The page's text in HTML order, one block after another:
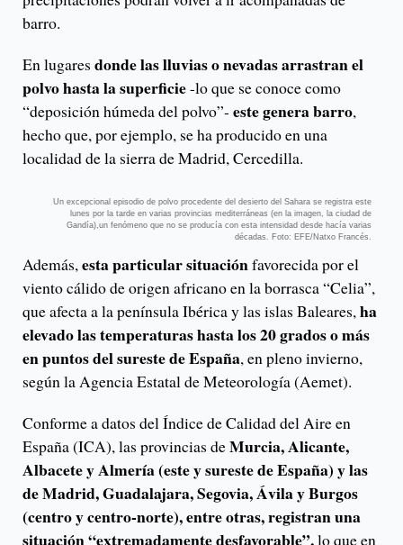
barro.
En lugares donde las lluvias o nevadas arrastran el
polvo hasta la superficie-lo que se conoce como
“deposición húmeda del polvo”- este genera barro,
hecho que, por ejemplo, se ha producido en una
localidad de la sierra de Madrid, Cercedilla.
Un excepcional episodio de polvo procedente del desierto del Sahara se registra este
lunes por la tarde en varias provincias mediterráneas (en la imagen, la ciudad de
Gandía),un fenómeno que no se producía con esta intensidad desde hacía varias
décadas. Foto: EFE/Natxo Francés.
Además,esta particular situaciónfavorecida por el
viento cálido de origen africano en la borrasca “Celia”,
que afecta a la península Ibérica y las islas Baleares,ha
elevado las temperaturas hasta los 20 grados o más
en puntos del sureste de España, en pleno invierno,
según la Agencia Estatal de Meteorología (Aemet).
Conforme a datos del Índice de Calidad del Aire en
España (ICA), las provincias deMurcia, Alicante,
Albacete y Almería (este y sureste de España) y las
de Madrid, Guadalajara, Segovia, Ávila y Burgos
(centro y centro-norte), entre otras, registran una
situación “extremadamente desfavorable”,lo que en